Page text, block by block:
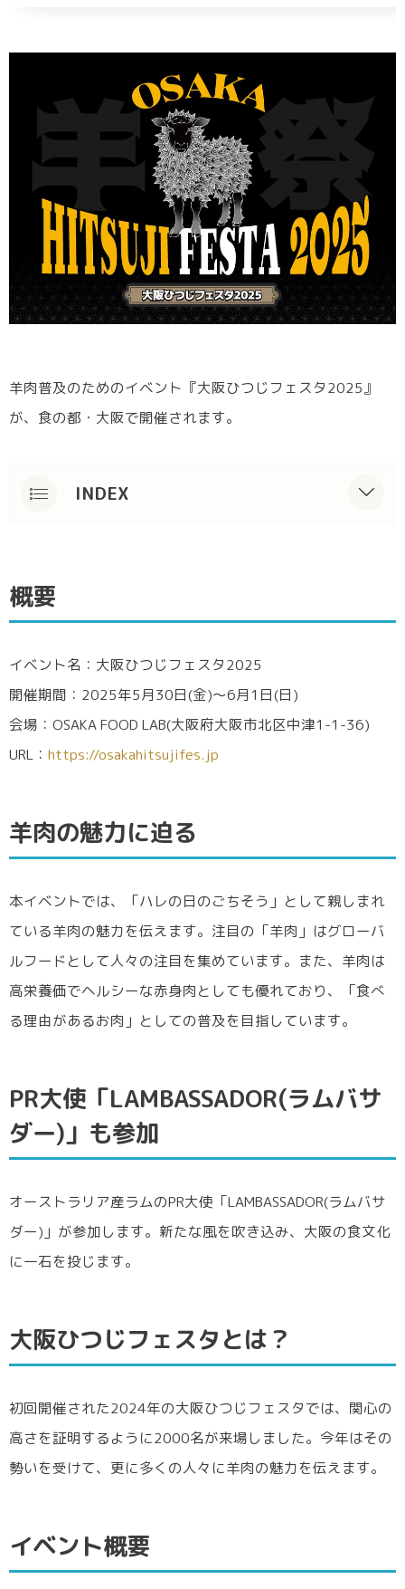
羊肉普及のためのイベント『大阪ひつじフェスタ2025』
が、食の都・大阪で開催されます。
INDEX
大阪ひつじフェスタとは？
イベント概要
出店予定
概要
イベント名：大阪ひつじフェスタ2025
開催期間：2025年5月30日(金)～6月1日(日)
会場：OSAKA FOOD LAB(大阪府大阪市北区中津1-1-36)
URL： https://osakahitsujifes.jp
羊肉の魅力に迫る
本イベントでは、「ハレの日のごちそう」として親しまれ
ている羊肉の魅力を伝えます。注目の「羊肉」はグローバ
ルフードとして人々の注目を集めています。また、羊肉は
高栄養価でヘルシーな赤身肉としても優れており、「食べ
る理由があるお肉」としての普及を目指しています。
PR大使「LAMBASSADOR(ラムバサ
ダー)」も参加
オーストラリア産ラムのPR大使「LAMBASSADOR(ラムバサ
ダー)」が参加します。新たな風を吹き込み、大阪の食文化
に一石を投じます。
大阪ひつじフェスタとは？
初回開催された2024年の大阪ひつじフェスタでは、関心の
高さを証明するように2000名が来場しました。今年はその
勢いを受けて、更に多くの人々に羊肉の魅力を伝えます。
イベント概要